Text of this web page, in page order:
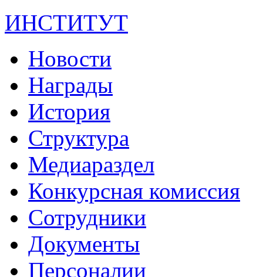
ИНСТИТУТ
Новости
Награды
История
Структура
Медиараздел
Конкурсная комиссия
Сотрудники
Документы
Персоналии